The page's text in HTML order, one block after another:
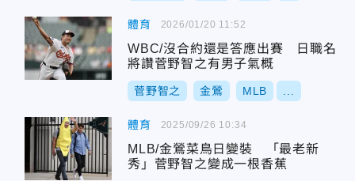
體育
WBC/沒合約還是答應出賽 日職名
將讚菅野智之有男子氣概
菅野智之 金鶯 MLB
2026/01/20 11:52
體育
MLB/金鶯菜鳥日變裝 「最老新
秀」菅野智之變成一根香蕉
2025/09/26 10:34